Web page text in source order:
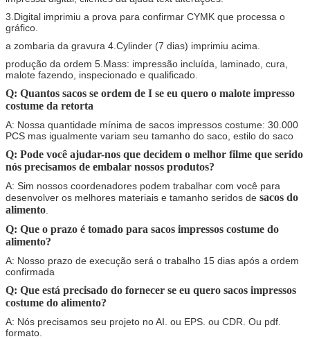
3.Digital imprimiu a prova para confirmar CYMK que processa o
gráfico.
a zombaria da gravura 4.Cylinder (7 dias) imprimiu acima.
produção da ordem 5.Mass: impressão incluída, laminado, cura,
malote fazendo, inspecionado e qualificado.
Q: Quantos sacos se ordem de I se eu quero o malote impresso
costume da retorta
A: Nossa quantidade mínima de sacos impressos costume: 30.000
PCS mas igualmente variam seu tamanho do saco, estilo do saco
Q: Pode você ajudar-nos que decidem o melhor filme que serido
nós precisamos de embalar nossos produtos?
A: Sim nossos coordenadores podem trabalhar com você para
desenvolver os melhores materiais e tamanho seridos de sacos do
alimento
Q: Que o prazo é tomado para sacos impressos costume do
alimento?
A: Nosso prazo de execução será o trabalho 15 dias após a ordem
confirmada
Q: Que está precisado do fornecer se eu quero sacos impressos
costume do alimento?
A: Nós precisamos seu projeto no AI. ou EPS. ou CDR. Ou pdf.
formato.